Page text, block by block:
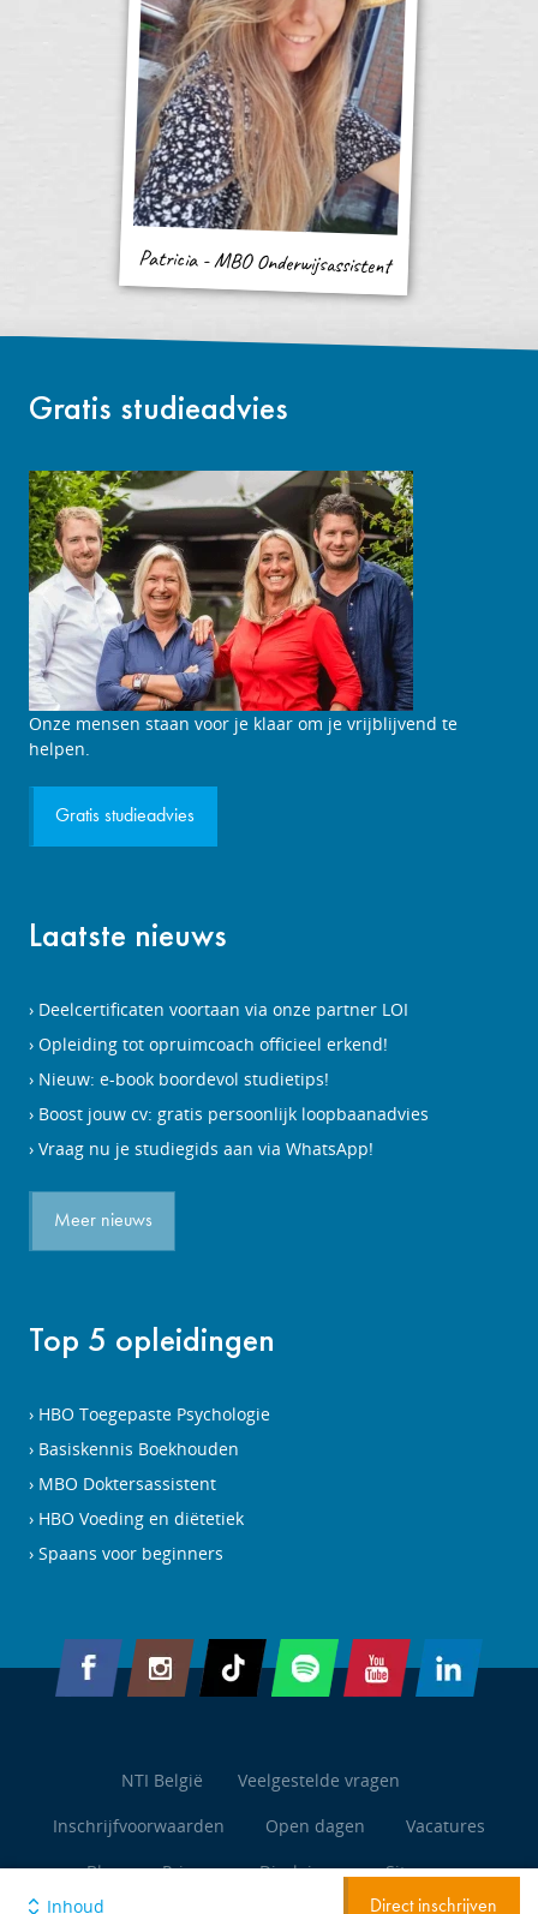
Patricia - MBO Onderwijsassistent
Inhoud Direct inschrijven
Gratis studieadvies
Studieadviesgesprek
aanvragen
Onze mensen staan voor je klaar om je vrijblijvend te
helpen.
Gratis studieadvies
Laatste nieuws
Deelcertificaten voortaan via onze partner LOI
Opleiding tot opruimcoach officieel erkend!
Nieuw: e-book boordevol studietips!
Boost jouw cv: gratis persoonlijk loopbaanadvies
Vraag nu je studiegids aan via WhatsApp!
Meer nieuws
Top 5 opleidingen
HBO Toegepaste Psychologie
Basiskennis Boekhouden
MBO Doktersassistent
HBO Voeding en diëtetiek
Spaans voor beginners
NTI België
Veelgestelde vragen
Inschrijfvoorwaarden
Open dagen
Vacatures
Blog
Privacy Disclaimer Sitemap